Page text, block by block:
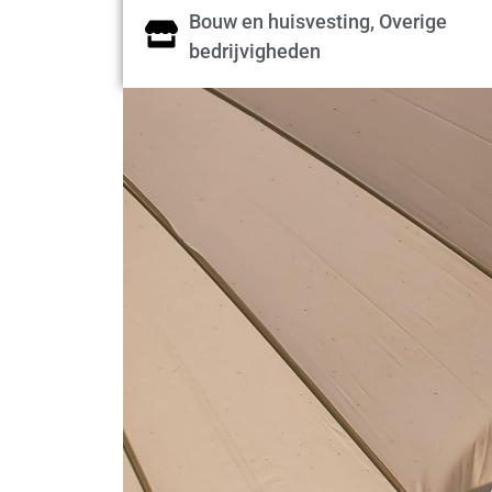
Bouw en huisvesting, Overige
bedrijvigheden